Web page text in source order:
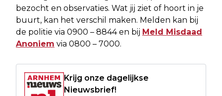
bezocht en observaties. Wat jij ziet of hoort in je
buurt, kan het verschil maken. Melden kan bij
de politie via 0900 – 8844 en bij Meld Misdaad
Anoniem via 0800 – 7000.
Krijg onze dagelijkse
Nieuwsbrief!